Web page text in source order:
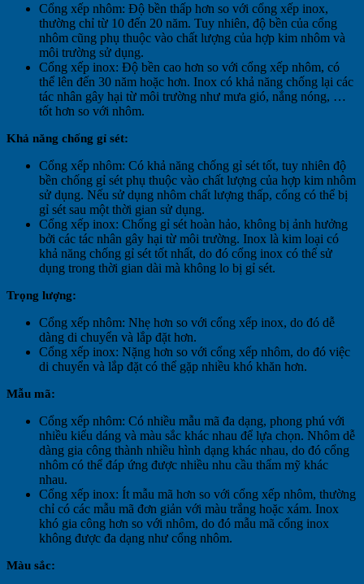
Cổng xếp nhôm: Độ bền thấp hơn so với cổng xếp inox,
thường chỉ từ 10 đến 20 năm. Tuy nhiên, độ bền của cổng
nhôm cũng phụ thuộc vào chất lượng của hợp kim nhôm và
môi trường sử dụng.
Cổng xếp inox: Độ bền cao hơn so với cổng xếp nhôm, có
thể lên đến 30 năm hoặc hơn. Inox có khả năng chống lại các
tác nhân gây hại từ môi trường như mưa gió, nắng nóng, …
tốt hơn so với nhôm.
Khả năng chống gỉ sét:
Cổng xếp nhôm: Có khả năng chống gỉ sét tốt, tuy nhiên độ
bền chống gỉ sét phụ thuộc vào chất lượng của hợp kim nhôm
sử dụng. Nếu sử dụng nhôm chất lượng thấp, cổng có thể bị
gỉ sét sau một thời gian sử dụng.
Cổng xếp inox: Chống gỉ sét hoàn hảo, không bị ảnh hưởng
bởi các tác nhân gây hại từ môi trường. Inox là kim loại có
khả năng chống gỉ sét tốt nhất, do đó cổng inox có thể sử
dụng trong thời gian dài mà không lo bị gỉ sét.
Trọng lượng:
Cổng xếp nhôm: Nhẹ hơn so với cổng xếp inox, do đó dễ
dàng di chuyển và lắp đặt hơn.
Cổng xếp inox: Nặng hơn so với cổng xếp nhôm, do đó việc
di chuyển và lắp đặt có thể gặp nhiều khó khăn hơn.
Mẫu mã:
Cổng xếp nhôm: Có nhiều mẫu mã đa dạng, phong phú với
nhiều kiểu dáng và màu sắc khác nhau để lựa chọn. Nhôm dễ
dàng gia công thành nhiều hình dạng khác nhau, do đó cổng
nhôm có thể đáp ứng được nhiều nhu cầu thẩm mỹ khác
nhau.
Cổng xếp inox: Ít mẫu mã hơn so với cổng xếp nhôm, thường
chỉ có các mẫu mã đơn giản với màu trắng hoặc xám. Inox
khó gia công hơn so với nhôm, do đó mẫu mã cổng inox
không được đa dạng như cổng nhôm.
Màu sắc: